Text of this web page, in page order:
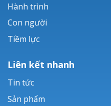
Hành trình
Con người
Tiềm lực
Liên kết nhanh
Tin tức
Sản phẩm